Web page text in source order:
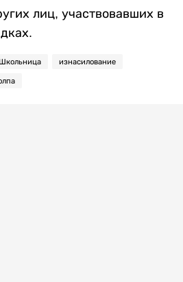
лиц, участвовавших в
Школьница изнасилование